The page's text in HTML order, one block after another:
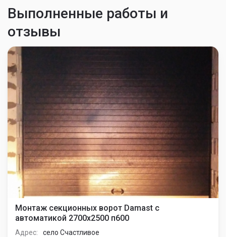
Выполненные работы и
отзывы
Монтаж секционных ворот Damast с
автоматикой 2700х2500 п600
Адрес:
село Счастливое